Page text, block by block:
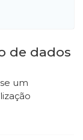
de dados
um